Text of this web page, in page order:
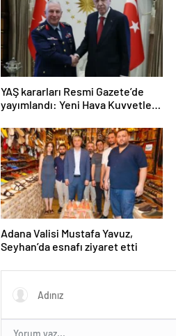
YAŞ kararları Resmi Gazete’de
yayımlandı: Yeni Hava Kuvvetleri
Dalkıran
Adana Valisi Mustafa Yavuz,
Seyhan’da esnafı ziyaret etti